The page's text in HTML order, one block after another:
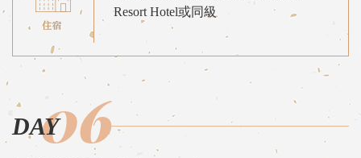
Resort Hotel或同級
DAY06